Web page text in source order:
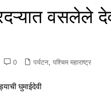
वसलेले
0 पर्यटन पश्चिम महाराष्ट्र